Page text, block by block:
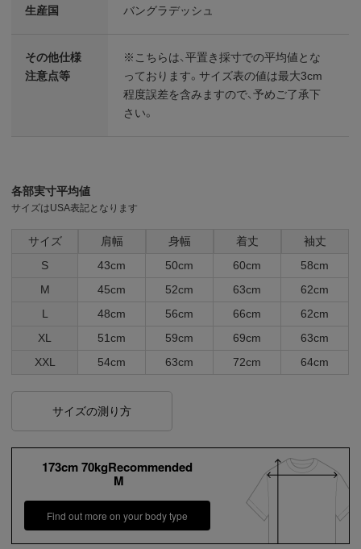
生産国 バングラデッシュ
その他仕様
注意点等
※こちらは、平置き採寸での平均値とな
っております。サイズ表の値は最大3cm
程度誤差を含みますので、予めご了承下
さい。
各部実寸平均値
サイズはUSA表記となります
サイズ 肩幅 身幅 着丈
袖丈
S
43cm 50cm 60cm
58cm
M
45cm 52cm 63cm
62cm
L
48cm 56cm 66cm
62cm
XL
51cm 59cm 69cm
63cm
XXL
54cm 63cm 72cm 64cm
サイズの測り方
173cm 70kgRecommended
M
Find out more on your body type